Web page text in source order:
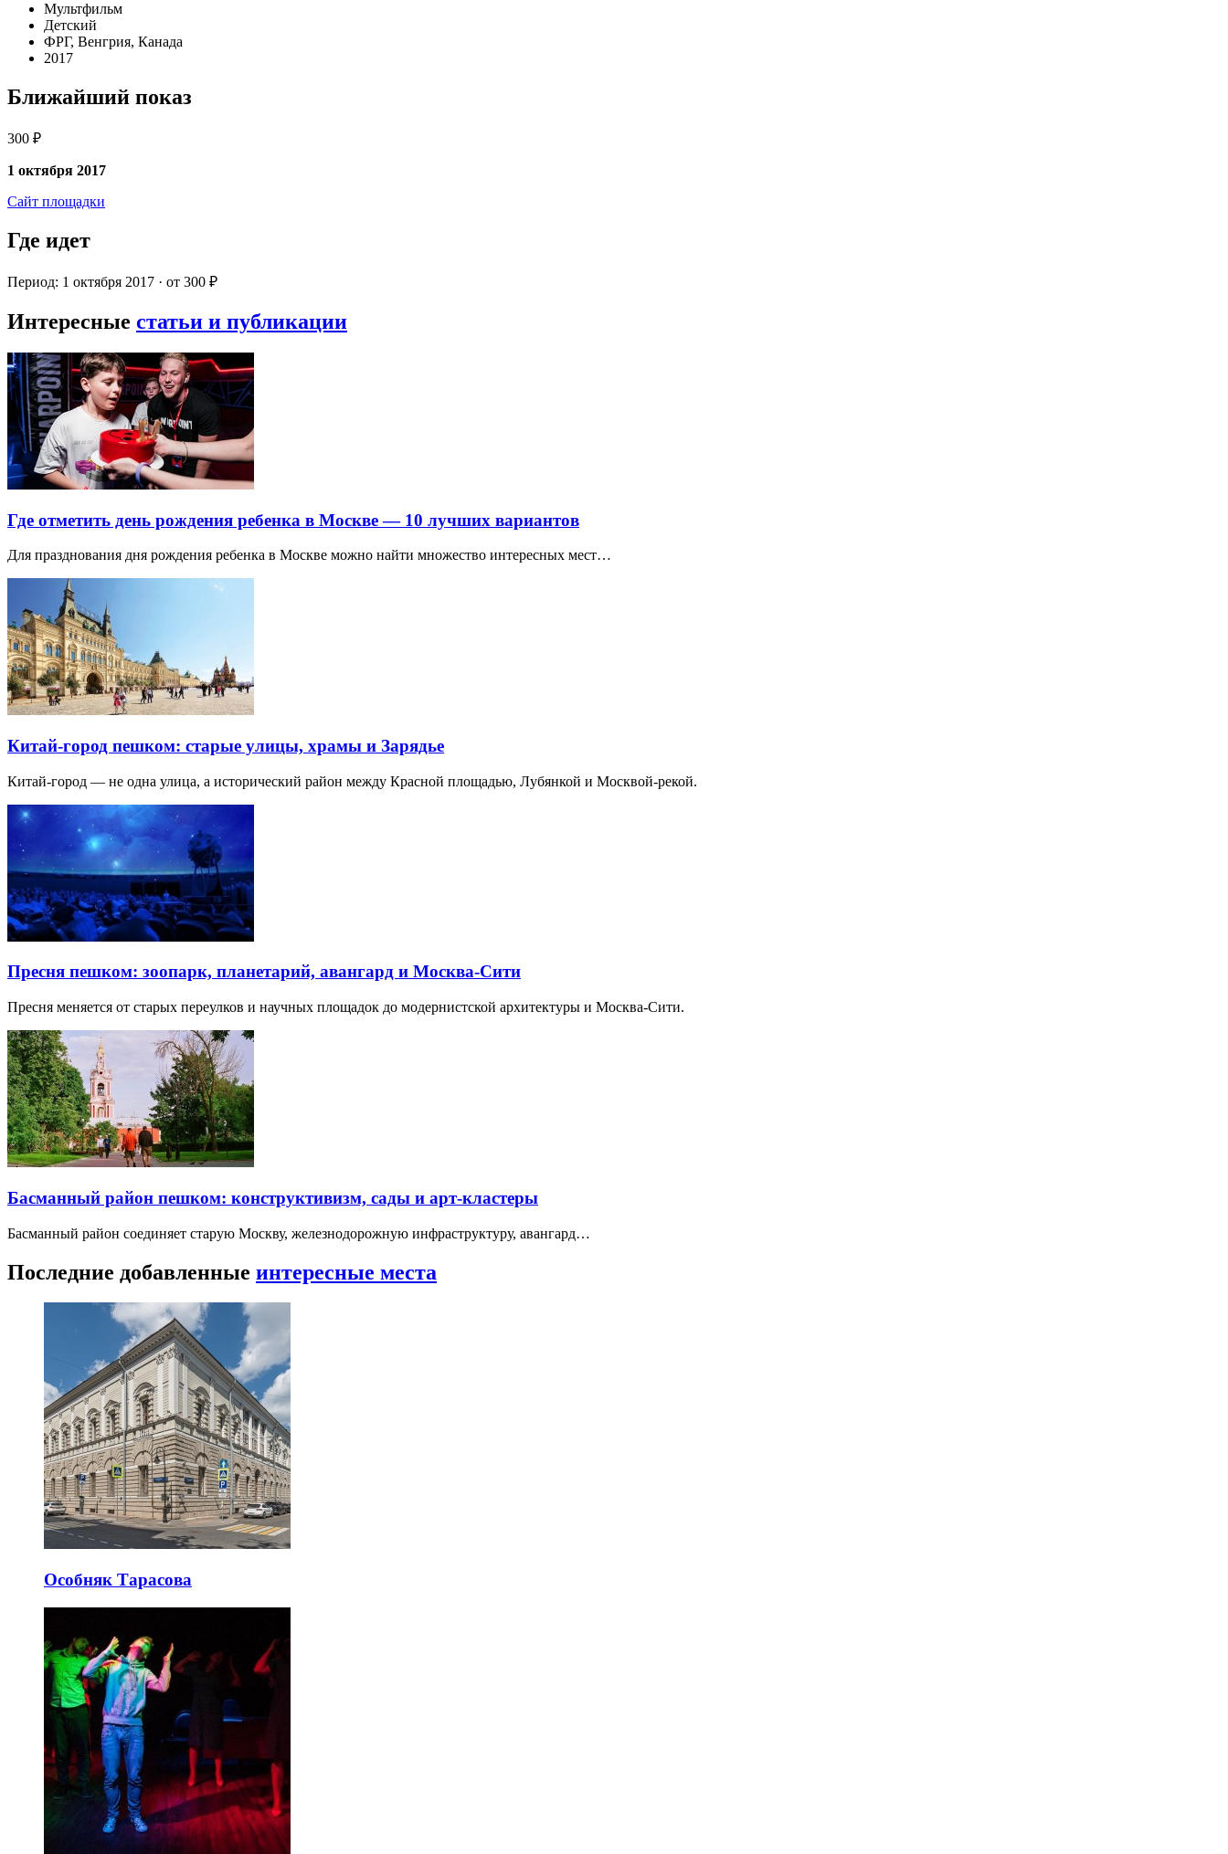
Мультфильм
Детский
ФРГ, Венгрия, Канада
2017
Ближайший показ
300 ₽
1 октября 2017
Сайт площадки
Где идет
Период: 1 октября 2017 · от 300 ₽
Интересные статьи и публикации
Где отметить день рождения ребенка в Москве — 10 лучших вариантов
Для празднования дня рождения ребенка в Москве можно найти множество интересных мест…
Китай-город пешком: старые улицы, храмы и Зарядье
Китай-город — не одна улица, а исторический район между Красной площадью, Лубянкой и Москвой-рекой.
Пресня пешком: зоопарк, планетарий, авангард и Москва-Сити
Пресня меняется от старых переулков и научных площадок до модернистской архитектуры и Москва-Сити.
Басманный район пешком: конструктивизм, сады и арт-кластеры
Басманный район соединяет старую Москву, железнодорожную инфраструктуру, авангард…
Последние добавленные интересные места
Особняк Тарасова